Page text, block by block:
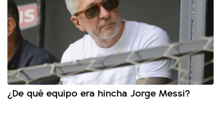
¿De qué equipo era hincha Jorge Messi?